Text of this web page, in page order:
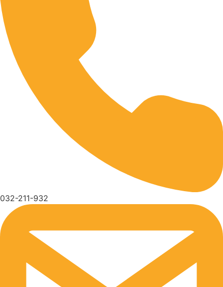
032-211-932